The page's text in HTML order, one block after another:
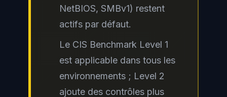
NetBIOS, SMBv1) restent
actifs par défaut.
Le CIS Benchmark Level 1
est applicable dans tous les
environnements ; Level 2
ajoute des contrôles plus